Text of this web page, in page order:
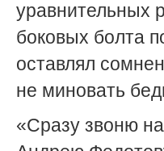
уравнительных
боковых болта
оставлял
не миновать
«Сразу звоню